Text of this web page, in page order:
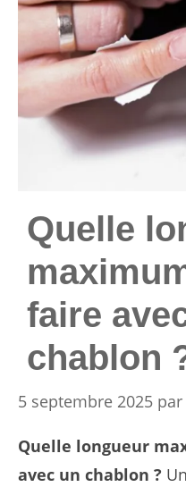
Quelle
faire
chablon
5 septembre 2025 par
Quelle longueur
avec un chablon ?